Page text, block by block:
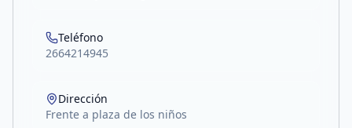
Teléfono
2664214945
Dirección
Frente a plaza de los niños